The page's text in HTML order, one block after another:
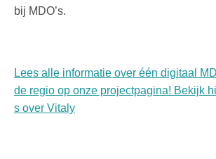
bij MDO’s.
Lees alle informatie over één digitaal
de regio op onze projectpagina! Bekijk
s over Vitaly